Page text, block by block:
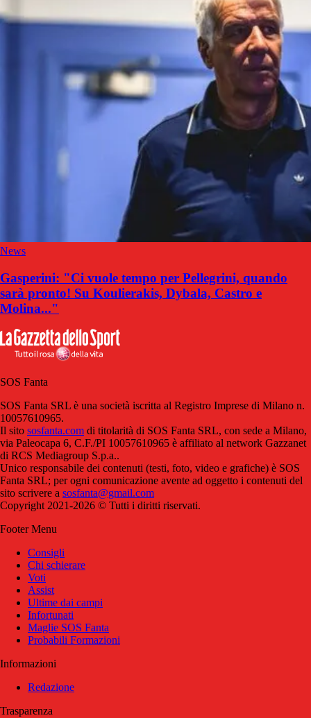
News
Gasperini: "Ci vuole tempo per Pellegrini, quando
sarà pronto! Su Koulierakis, Dybala, Castro e
Molina..."
SOS Fanta
SOS Fanta SRL è una società iscritta al Registro Imprese di Milano n.
10057610965.
Il sito sosfanta.com di titolarità di SOS Fanta SRL, con sede a Milano,
via Paleocapa 6, C.F./PI 10057610965 è affiliato al network Gazzanet
di RCS Mediagroup S.p.a..
Unico responsabile dei contenuti (testi, foto, video e grafiche) è SOS
Fanta SRL; per ogni comunicazione avente ad oggetto i contenuti del
sito scrivere a sosfanta@gmail.com
Copyright 2021-2026 © Tutti i diritti riservati.
Footer Menu
Consigli
Chi schierare
Voti
Assist
Ultime dai campi
Infortunati
Maglie SOS Fanta
Probabili Formazioni
Informazioni
Redazione
Trasparenza